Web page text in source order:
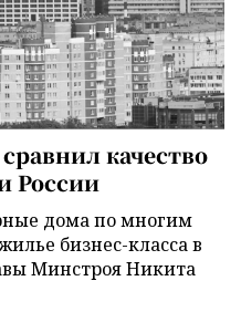
качество
России
дома по многим
бизнес-класса в
Минстроя Никита